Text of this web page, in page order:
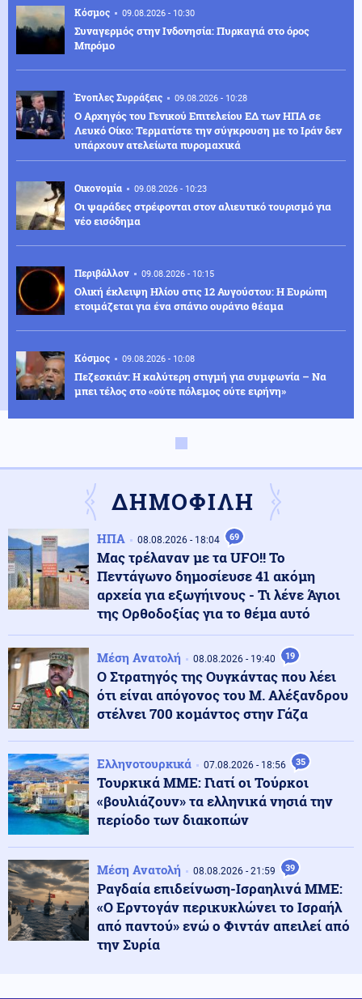
Κόσμος 09.08.2026 - 10:30
Συναγερμός στην Ινδονησία: Πυρκαγιά στο όρος
Μπρόμο
Ένοπλες Συρράξεις 09.08.2026 - 10:28
Ο Αρχηγός του Γενικού Επιτελείου ΕΔ των ΗΠΑ σε
Λευκό Οίκο: Τερματίστε την σύγκρουση με το Ιράν δεν
υπάρχουν ατελείωτα πυρομαχικά
Οικονομία 09.08.2026 - 10:23
Οι ψαράδες στρέφονται στον αλιευτικό τουρισμό για
νέο εισόδημα
Περιβάλλον 09.08.2026 - 10:15
Ολική έκλειψη Ηλίου στις 12 Αυγούστου: Η Ευρώπη
ετοιμάζεται για ένα σπάνιο ουράνιο θέαμα
Κόσμος 09.08.2026 - 10:08
Πεζεσκιάν: Η καλύτερη στιγμή για συμφωνία – Να
μπει τέλος στο «ούτε πόλεμος ούτε ειρήνη»
Αθλητισμός
Παγκόσμιο Κ20: Ασημένιο μετάλλιο για τη Ρούσου στα
800 μέτρα
Κοινωνία 09.08.2026 - 09:50
Σχολεία: Τι «φέρνει» το πολλαπλό βιβλίο – Οι
εκκρεμότητες και τα επόμενα βήματα
ΗΠΑ 09.08.2026 - 09:47
Πυρετός στο αμερικανικό Πεντάγωνο: Πιέσεις για νέα
όπλα - Στερεύουν τα αποθέματα
Υγεία 09.08.2026 - 09:41
Ιός Δυτικού Νείλου: Πώς μεταδίδεται, τα συμπτώματα
- Πώς να προστατευθείτε
Κοινωνία 09.08.2026 - 09:35
Κλειστό το beach bar στην Πάρο όπου πνίγηκε ο
4χρονος: Το χρονικό της τραγωδίας
Οικονομία 09.08.2026 - 09:31
ΔΗΜΟΦΙΛΗ
ΗΠΑ 08.08.2026 - 18:04 69
Μας τρέλαναν με τα UFO!! Το
Πεντάγωνο δημοσίευσε 41 ακόμη
αρχεία για εξωγήινους - Τι λένε Άγιοι
της Ορθοδοξίας για το θέμα αυτό
Μέση Ανατολή 08.08.2026 - 19:40 19
Ο Στρατηγός της Ουγκάντας που λέει
ότι είναι απόγονος του Μ. Αλέξανδρου
στέλνει 700 κομάντος στην Γάζα
Ελληνοτουρκικά 07.08.2026 - 18:56 35
Τουρκικά ΜΜΕ: Γιατί οι Τούρκοι
«βουλιάζουν» τα ελληνικά νησιά την
περίοδο των διακοπών
Μέση Ανατολή 08.08.2026 - 21:59 39
Ραγδαία επιδείνωση-Ισραηλινά ΜΜΕ:
«Ο Ερντογάν περικυκλώνει το Ισραήλ
από παντού» ενώ ο Φιντάν απειλεί από
την Συρία